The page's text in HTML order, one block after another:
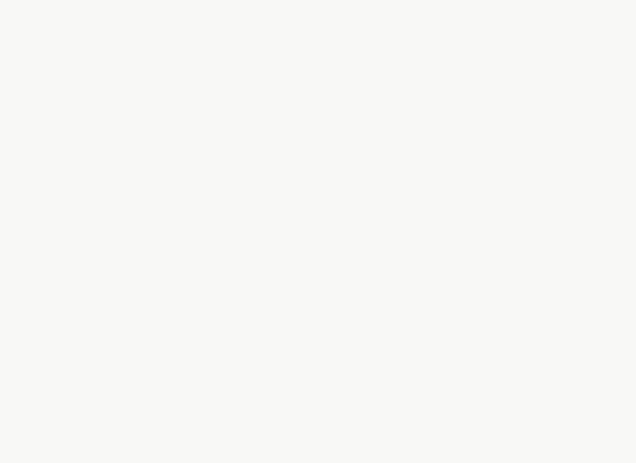
Молоко кажется таким органичным и
простудах с медом, а детей всяческими
агитируют пить молоко, чтобы быть
нам открываются все новые неожиданные
Давайте разберемся, чего больше в молоке